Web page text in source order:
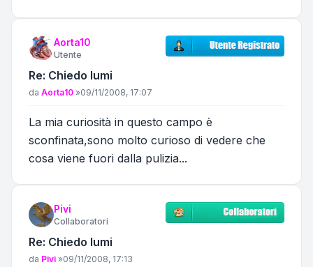
Aorta10
Utente
Re: Chiedo lumi
Messaggio
da Aorta10 »09/11/2008, 17:07
La mia curiosità in questo campo è
sconfinata,sono molto curioso di vedere che
cosa viene fuori dalla pulizia...
Pivi
Collaboratori
Re: Chiedo lumi
Messaggio
da Pivi »09/11/2008, 17:13